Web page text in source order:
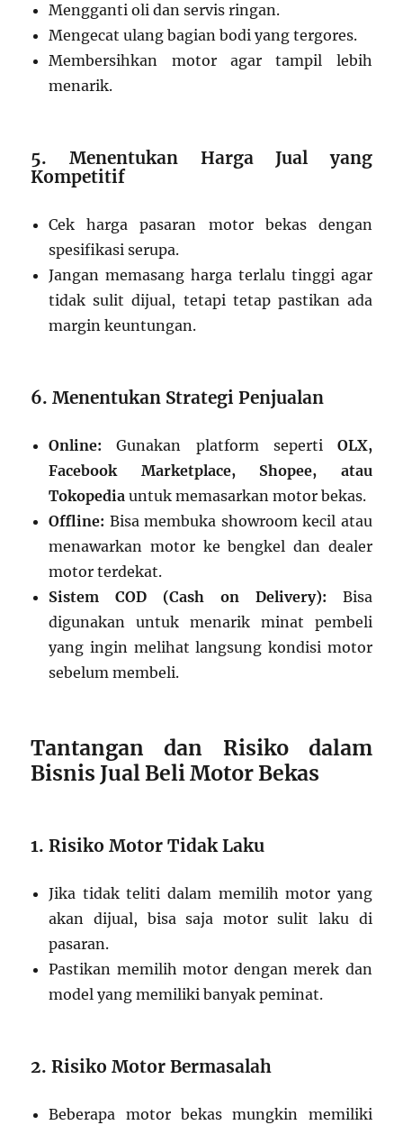
Mengganti oli dan servis ringan.
Mengecat ulang bagian bodi yang tergores.
Membersihkan motor agar tampil lebih
menarik.
5. Menentukan Harga Jual yang
Kompetitif
Cek harga pasaran motor bekas dengan
spesifikasi serupa.
Jangan memasang harga terlalu tinggi agar
tidak sulit dijual, tetapi tetap pastikan ada
margin keuntungan.
6. Menentukan Strategi Penjualan
Online: Gunakan platform seperti OLX,
Facebook Marketplace, Shopee, atau
Tokopedia untuk memasarkan motor bekas.
Offline: Bisa membuka showroom kecil atau
menawarkan motor ke bengkel dan dealer
motor terdekat.
Sistem COD (Cash on Delivery): Bisa
digunakan untuk menarik minat pembeli
yang ingin melihat langsung kondisi motor
sebelum membeli.
Tantangan dan Risiko dalam
Bisnis Jual Beli Motor Bekas
1. Risiko Motor Tidak Laku
Jika tidak teliti dalam memilih motor yang
akan dijual, bisa saja motor sulit laku di
pasaran.
Pastikan memilih motor dengan merek dan
model yang memiliki banyak peminat.
2. Risiko Motor Bermasalah
Beberapa motor bekas mungkin memiliki